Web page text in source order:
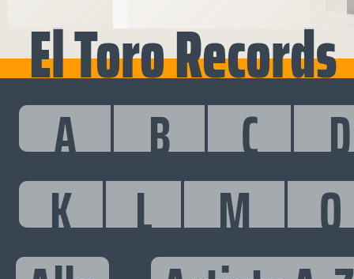
El Toro Records
A B C
D
K
L M O